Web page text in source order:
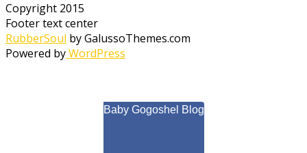
Copyright 2015
Footer text center
RubberSoul by GalussoThemes.com
Powered byWordPress
Baby Gogoshel Blog